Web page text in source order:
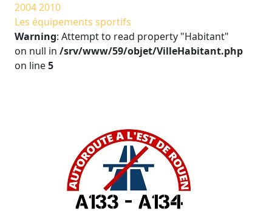
20042010
Les équipements sportifs
Warning: Attempt to read property "Habitant"
on null in /srv/www/59/objet/VilleHabitant.php
on line5